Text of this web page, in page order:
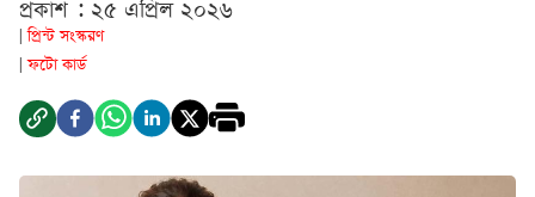
প্রকাশ : ২৫ এপ্রিল ২০২৬
প্রিন্ট সংস্করণ
ফটো কার্ড